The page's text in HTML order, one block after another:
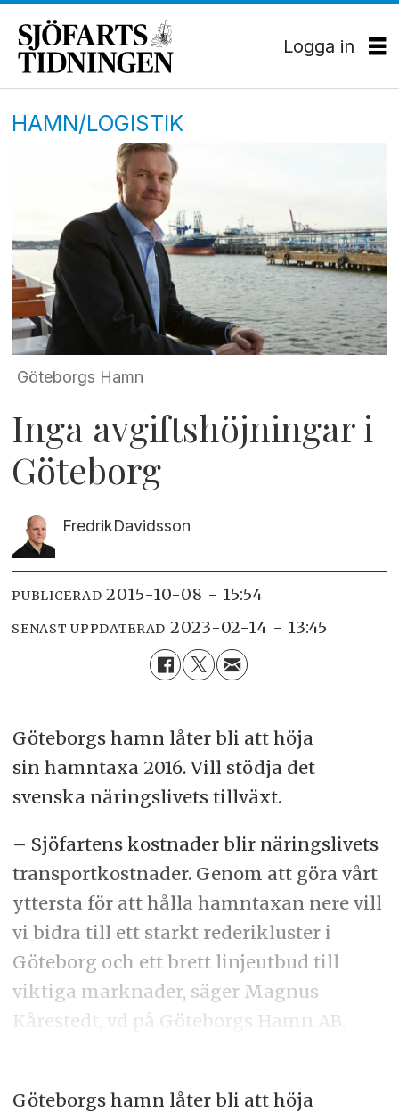
Logga in
HAMN/LOGISTIK
Göteborgs Hamn
Inga avgiftshöjningar i
Göteborg
FredrikDavidsson
PUBLICERAD 2015-10-08 - 15:54
SENAST UPPDATERAD 2023-02-14 - 13:45
Göteborgs hamn låter bli att höja
sin hamntaxa 2016. Vill stödja det
svenska näringslivets tillväxt.
– Sjöfartens kostnader blir näringslivets
transportkostnader. Genom att göra vårt
yttersta för att hålla hamntaxan nere vill
vi bidra till ett starkt rederikluster i
Göteborg och ett brett linjeutbud till
viktiga marknader, säger Magnus
Kårestedt, vd på Göteborgs Hamn AB.
Göteborgs hamn låter bli att höja